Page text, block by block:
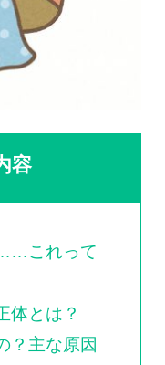
コラム
560
（土日祝休）
容
……これって
体とは？
？主な原因